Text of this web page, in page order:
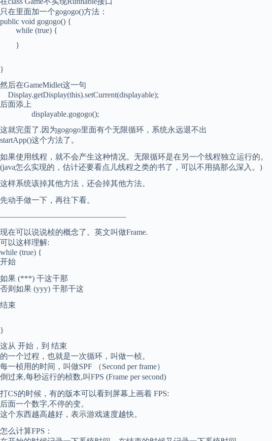
只在里面加一个gogogo()方法：
public void gogogo() {
while (true) {
}
}
然后在GameMidlet这一句
Display.getDisplay(this).setCurrent(displayable);
后面添上
displayable.gogogo();
这就完蛋了.因为gogogo里面有个无限循环，系统永远退不出
startApp()这个方法了。
如果使用线程，就不会产生这种情况。无限循环是在另一个线程独立运行的。
(java怎么实现的，估计还要看点儿线程之类的书了，可以不用搞那么深入。)
这样系统该掉其他方法，还会掉其他方法。
先动手做一下，再往下看。
————————————————
现在可以说说桢的概念了。英文叫做Frame.
可以这样理解:
while (true) {
开始
如果 (***) 干这干那
否则如果 (yyy) 干那干这
结束
}
这从 开始，到 结束
的一个过程，也就是一次循环，叫做一桢。
每一桢用的时间，叫做SPF （Second per frame）
倒过来,每秒运行的桢数,叫FPS (Frame per second)
打CS的时候，有的版本可以看到屏幕上画着 FPS:
后面一个数字,不停的变。
这个东西越高越好，表示游戏速度越快。
怎么计算FPS：